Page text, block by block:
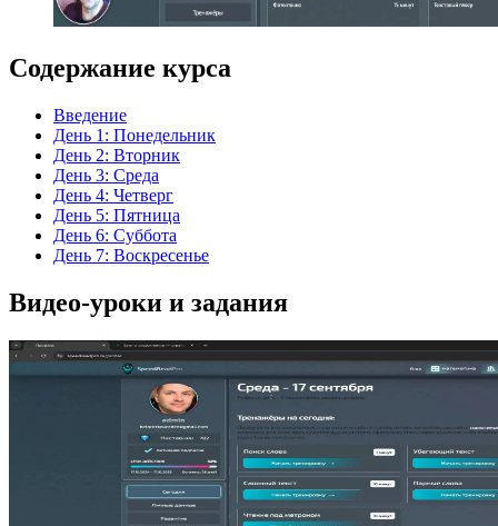
Содержание курса
Введение
День 1: Понедельник
День 2: Вторник
День 3: Среда
День 4: Четверг
День 5: Пятница
День 6: Суббота
День 7: Воскресенье
Видео-уроки и задания